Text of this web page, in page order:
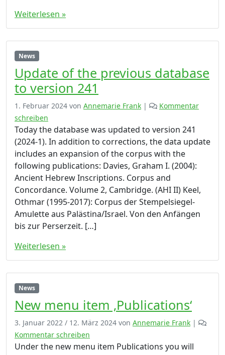
Weiterlesen »
News
Update of the previous database
to version 241
1. Februar 2024 von Annemarie Frank |
Kommentar
schreiben
Today the database was updated to version 241
(2024-1). In addition to corrections, the data update
includes an expansion of the corpus with the
following publications: Davies, Graham I. (2004):
Ancient Hebrew Inscriptions. Corpus and
Concordance. Volume 2, Cambridge. (AHI II) Keel,
Othmar (1995-2017): Corpus der Stempelsiegel-
Amulette aus Palästina/Israel. Von den Anfängen
bis zur Perserzeit. […]
Weiterlesen »
News
New menu item ‚Publications‘
3. Januar 2022 / 12. März 2024 von Annemarie Frank |
Kommentar schreiben
Under the new menu item Publications you will